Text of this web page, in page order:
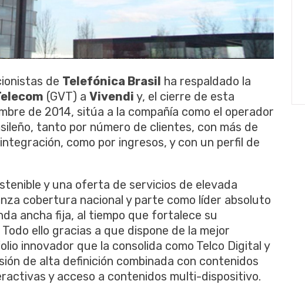
de Telefónica Brasil ha respaldado la
(GVT) a Vivendi y, el cierre de esta
de 2014, sitúa a la compañía como el operador
tanto por número de clientes, con más de
como por ingresos, y con un perfil de
y una oferta de servicios de elevada
cobertura nacional y parte como líder absoluto
ancha fija, al tiempo que fortalece su
ello gracias a que dispone de la mejor
innovador que la consolida como Telco Digital y
de alta definición combinada con contenidos
y acceso a contenidos multi-dispositivo.